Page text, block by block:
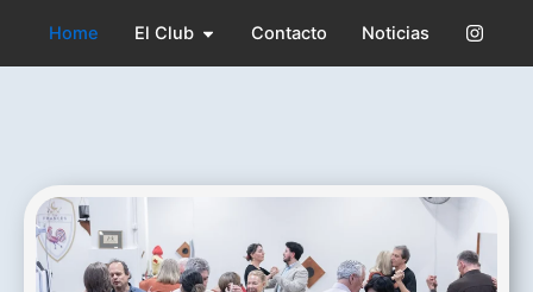
contenido
Home El Club Open El Club
Contacto Noticias